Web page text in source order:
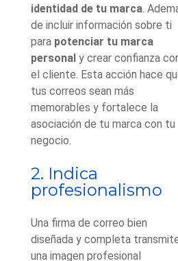
identidad de tu marca.
de incluir información sobre ti
para potenciar tu marca
personal y crear confianza
el cliente. Esta acción hace
tus correos sean más
memorables y fortalece la
asociación de tu marca con tu
negocio.
2. Indica
profesionalismo
Una firma de correo bien
diseñada y completa
una imagen profesional